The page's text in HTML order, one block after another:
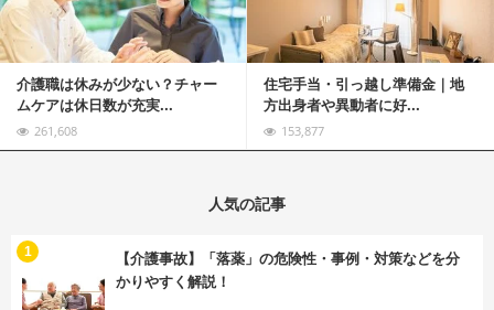
介護職は休みが少ない？チャー
ムケアは休日数が充実...
261,608
住宅手当・引っ越し準備金｜地
方出身者や異動者に好...
153,877
人気の記事
【介護事故】「落薬」の危険性・事例・対策などを分
かりやすく解説！
1